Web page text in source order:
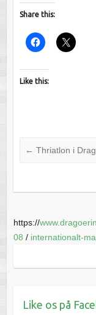
Share this:
Like this:
← Thriatlon i
https://
08 / internationalt-
Like os på